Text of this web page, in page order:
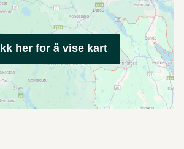
her for å vise kart